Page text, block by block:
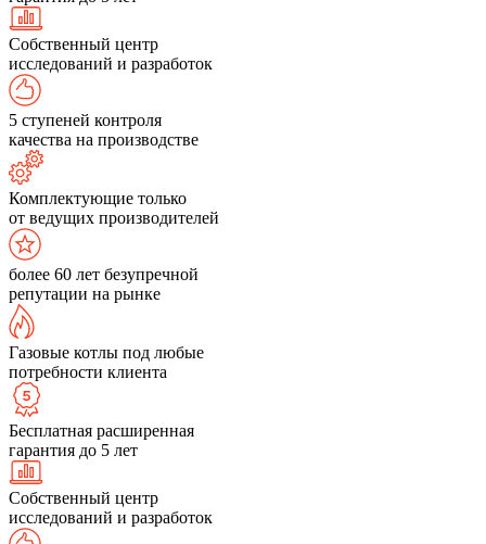
Собственный центр
исследований и разработок
5 ступеней контроля
качества на производстве
Комплектующие только
от ведущих производителей
более 60 лет безупречной
репутации на рынке
Газовые котлы под любые
потребности клиента
Бесплатная расширенная
гарантия до 5 лет
Собственный центр
исследований и разработок